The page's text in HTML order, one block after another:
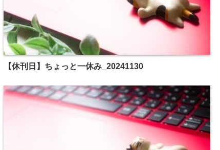
【休刊日】ちょっと一休み_20241130